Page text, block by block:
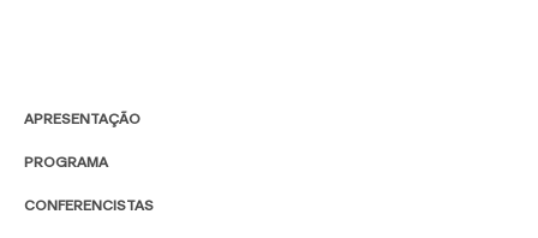
APRESENTAÇÃO
PROGRAMA
CONFERENCISTAS